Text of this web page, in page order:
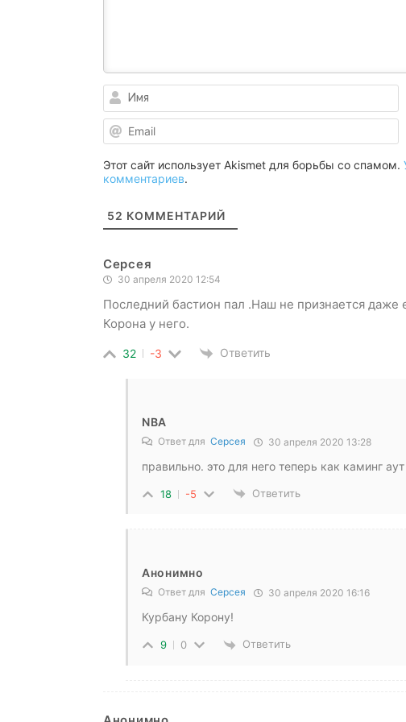
Этот сайт использует Akismet для борьбы со спамом.
комментариев.
52 КОММЕНТАРИЙ
Серсея
30 апреля 2020 12:54
Последний бастион пал .Наш не признается
Корона у него.
32 -3 Ответить
NBA
Ответ для Серсея 30 апреля 2020 13:28
правильно. это для него теперь как каминг
18 -5 Ответить
Анонимно
Ответ для Серсея 30 апреля 2020 16:16
Курбану Корону!
9 0 Ответить